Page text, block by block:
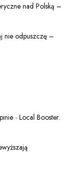
nad Polską –
nie odpuszczę –
- Local Booster: